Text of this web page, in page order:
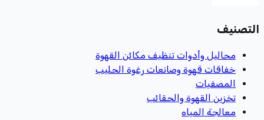
التصنيف
محاليل وأدوات تنظيف مكائن القهوة
خفاقات قهوة وصانعات رغوة الحليب
المصفيات
تخزين القهوة والحقائب
معالجة المياه